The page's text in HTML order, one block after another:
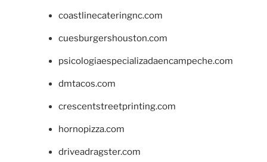
coastlinecateringnc.com
cuesburgershouston.com
psicologiaespecializadaencampeche.com
dmtacos.com
crescentstreetprinting.com
hornopizza.com
driveadragster.com